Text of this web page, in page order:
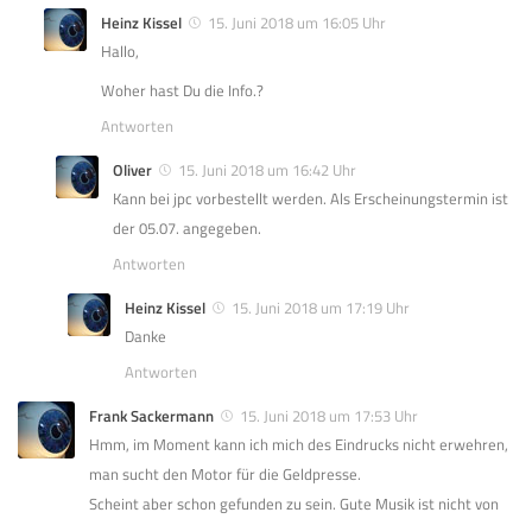
Heinz Kissel
15. Juni 2018 um 16:05 Uhr
Hallo,
Woher hast Du die Info.?
Antworten
Oliver
15. Juni 2018 um 16:42 Uhr
Kann bei jpc vorbestellt werden. Als Erscheinungstermin ist
der 05.07. angegeben.
Antworten
Heinz Kissel
15. Juni 2018 um 17:19 Uhr
Danke
Antworten
Frank Sackermann
15. Juni 2018 um 17:53 Uhr
Hmm, im Moment kann ich mich des Eindrucks nicht erwehren,
man sucht den Motor für die Geldpresse.
Scheint aber schon gefunden zu sein. Gute Musik ist nicht von